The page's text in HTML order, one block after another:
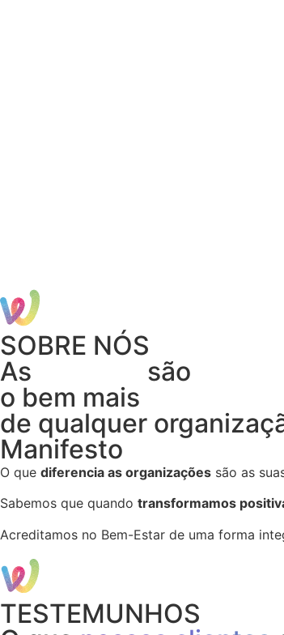
SOBRE NÓS
As
são
o bem mais
de qualquer
Manifesto
O que diferencia as organizações são as
Sabemos que quando transformamos
Acreditamos no Bem-Estar de uma forma
TESTEMUNHOS